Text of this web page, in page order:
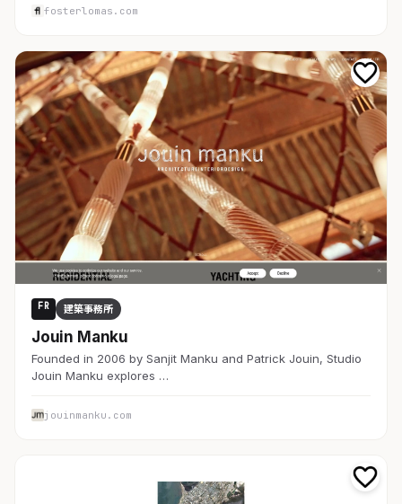
fosterlomas.com
FR 建築事務所
Jouin Manku
Founded in 2006 by Sanjit Manku and Patrick Jouin, Studio
Jouin Manku explores …
jouinmanku.com